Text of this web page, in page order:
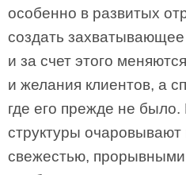
особенно в развитых
создать
и за счет этого
и желания клиентов, а
где его прежде не
структуры
свежестью,